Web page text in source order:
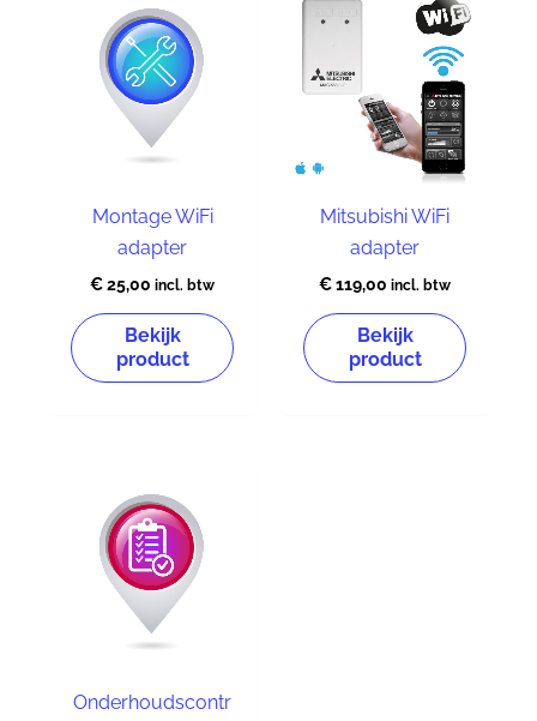
Montage WiFi
adapter
€25,00 incl. btw
Bekijk
product
Mitsubishi WiFi
adapter
€119,00 incl. btw
Bekijk
product
Onderhoudscontr